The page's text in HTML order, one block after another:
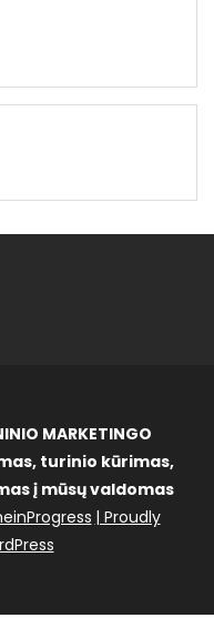
MARKETINGO
turinio kūrimas,
į mūsų valdomas
| Proudly